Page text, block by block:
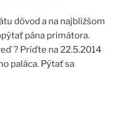
dôvod a na najbližšom
pána primátora.
? Príďte na 22.5.2014
paláca. Pýtať sa